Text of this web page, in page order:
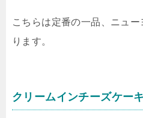
こちらは定番の一品、ニュ
ります。
クリームインチーズケーキ